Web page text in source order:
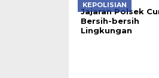
KEPOLISIAN
Jajaran Polsek
Bersih-bersih
Lingkungan